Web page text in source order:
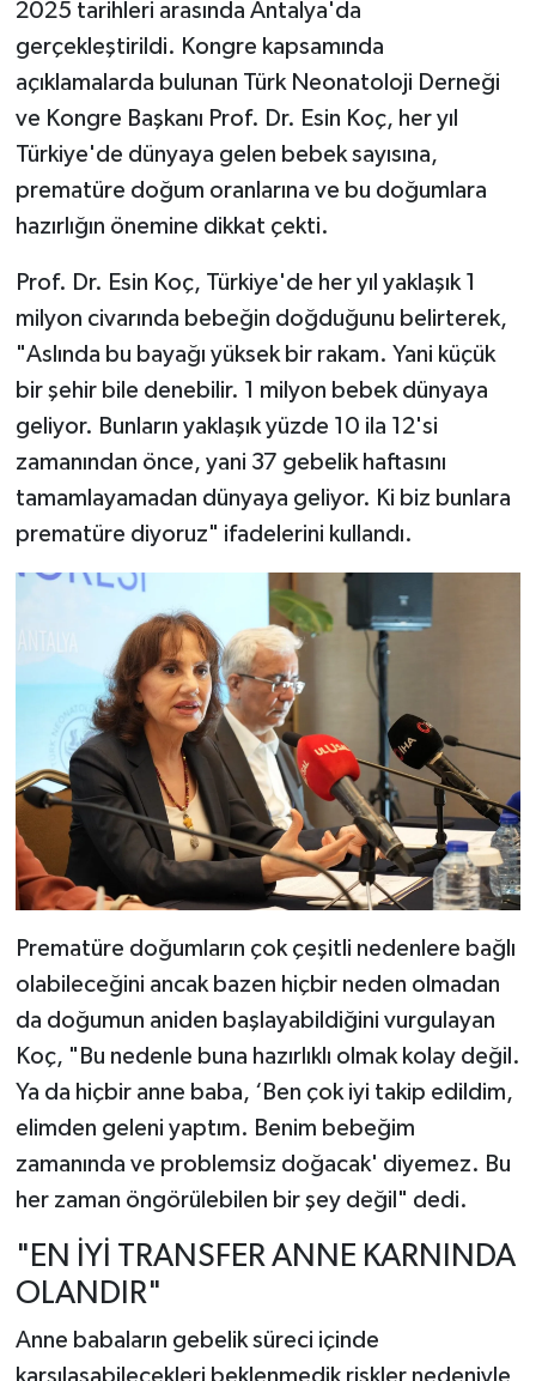
2025 tarihleri arasında Antalya'da
gerçekleştirildi. Kongre kapsamında
açıklamalarda bulunan Türk Neonatoloji Derneği
ve Kongre Başkanı Prof. Dr. Esin Koç, her yıl
Türkiye'de dünyaya gelen bebek sayısına,
prematüre doğum oranlarına ve bu doğumlara
hazırlığın önemine dikkat çekti.
Prof. Dr. Esin Koç, Türkiye'de her yıl yaklaşık 1
milyon civarında bebeğin doğduğunu belirterek,
"Aslında bu bayağı yüksek bir rakam. Yani küçük
bir şehir bile denebilir. 1 milyon bebek dünyaya
geliyor. Bunların yaklaşık yüzde 10 ila 12'si
zamanından önce, yani 37 gebelik haftasını
tamamlayamadan dünyaya geliyor. Ki biz bunlara
prematüre diyoruz" ifadelerini kullandı.
Prematüre doğumların çok çeşitli nedenlere bağlı
olabileceğini ancak bazen hiçbir neden olmadan
da doğumun aniden başlayabildiğini vurgulayan
Koç, "Bu nedenle buna hazırlıklı olmak kolay değil.
Ya da hiçbir anne baba, ‘Ben çok iyi takip edildim,
elimden geleni yaptım. Benim bebeğim
zamanında ve problemsiz doğacak' diyemez. Bu
her zaman öngörülebilen bir şey değil" dedi.
"EN İYİ TRANSFER ANNE KARNINDA
OLANDIR"
Anne babaların gebelik süreci içinde